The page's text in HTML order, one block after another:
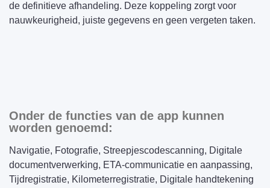
de definitieve afhandeling. Deze koppeling zorgt voor
nauwkeurigheid, juiste gegevens en geen vergeten taken.
Onder de functies van de app kunnen
worden genoemd:
Navigatie, Fotografie, Streepjescodescanning, Digitale
documentverwerking, ETA-communicatie en aanpassing,
Tijdregistratie, Kilometerregistratie, Digitale handtekening